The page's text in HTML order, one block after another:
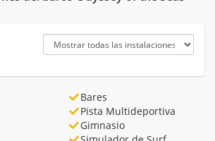
Bares
Pista Multideportiva
Gimnasio